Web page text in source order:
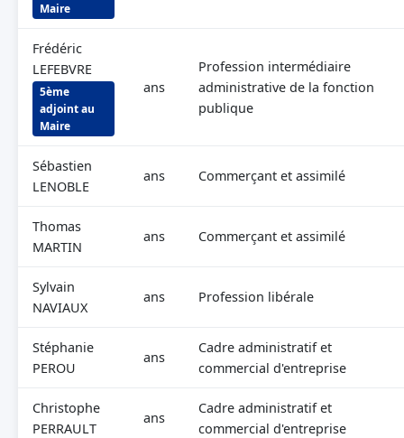
Maire
Frédéric
LEFEBVRE
5ème
adjoint au
Maire
ans
Profession intermédiaire
administrative de la fonction
publique
Sébastien
LENOBLE
ans Commerçant et assimilé
Thomas
MARTIN
ans Commerçant et assimilé
Sylvain
NAVIAUX
ans Profession libérale
Stéphanie
PEROU
ans
Cadre administratif et
commercial d'entreprise
Christophe
PERRAULT
ans
Cadre administratif et
commercial d'entreprise